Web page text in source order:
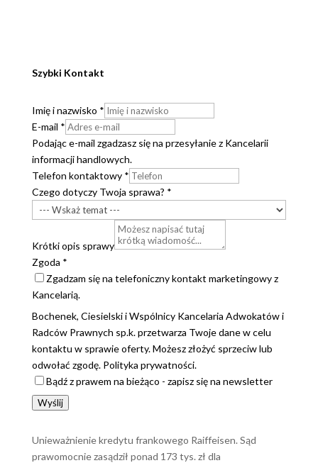
Szybki Kontakt
Imię i nazwisko *
E-mail *
Podając e-mail zgadzasz się na przesyłanie z Kancelarii
informacji handlowych.
Telefon kontaktowy *
Czego dotyczy Twoja sprawa? *
Krótki opis sprawy
Zgoda *
Zgadzam się na telefoniczny kontakt marketingowy z
Kancelarią.
Bochenek, Ciesielski i Wspólnicy Kancelaria Adwokatów i
Radców Prawnych sp.k. przetwarza Twoje dane w celu
kontaktu w sprawie oferty. Możesz złożyć sprzeciw lub
odwołać zgodę. Polityka prywatności.
Bądź z prawem na bieżąco - zapisz się na newsletter
Wyślij
Unieważnienie kredytu frankowego Raiffeisen. Sąd
prawomocnie zasądził ponad 173 tys. zł dla